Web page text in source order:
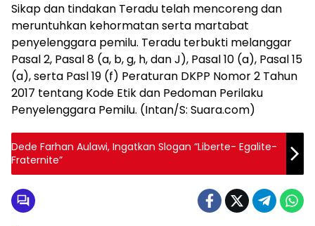
Sikap dan tindakan Teradu telah mencoreng dan
meruntuhkan kehormatan serta martabat
penyelenggara pemilu. Teradu terbukti melanggar
Pasal 2, Pasal 8 (a, b, g, h, dan J), Pasal 10 (a), Pasal 15
(a), serta Pasl 19 (f) Peraturan DKPP Nomor 2 Tahun
2017 tentang Kode Etik dan Pedoman Perilaku
Penyelenggara Pemilu. (Intan/S: Suara.com)
Dede Farhan Aulawi, Ingatkan Slogan “Liberte- Egalite-
Fraternite”